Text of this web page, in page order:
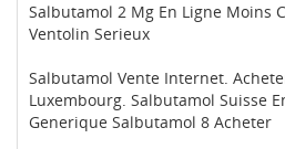
Salbutamol 2 Mg En Ligne Moins
Ventolin Serieux
Salbutamol Vente Internet.
Luxembourg. Salbutamol Suisse
Generique Salbutamol 8 Acheter